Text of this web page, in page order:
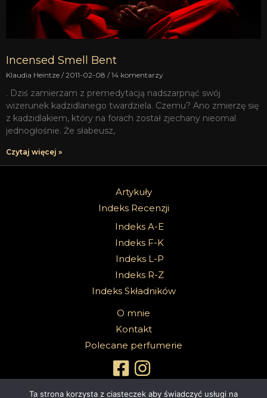
Incensed Smell Bent
Klaudia Heintze 2011-02-08 14 komentarzy
. Dziś zamierzam z premedytacją nadszarpnąć swój
wizerunek kadzidlanego twardziela. Czemu? Ano zmierzę się
z kadzidlakiem, który na forach został zjechany nieomal
jednogłośnie. Że słabeusz,
Czytaj więcej »
Artykuły
Indeks Recenzji
Indeks A-E
Indeks F-K
Indeks L-P
Indeks R-Z
Indeks Składników
O mnie
Kontakt
Polecane perfumerie
Ta strona korzysta z ciasteczek aby świadczyć usługi na